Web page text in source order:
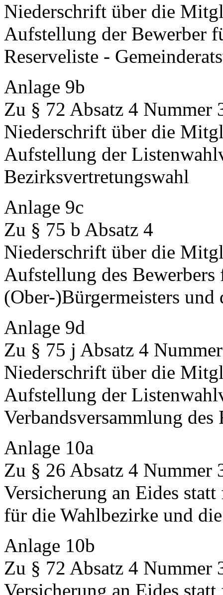
Niederschrift über die
Aufstellung der Bewerber
Reserveliste -
Anlage 9b
Zu § 72 Absatz 4 Nummer
Niederschrift über die
Aufstellung der
Bezirksvertretungswahl
Anlage 9c
Zu § 75 b Absatz 4
Niederschrift über die
Aufstellung des Bewerbers
(Ober-)Bürgermeisters und
Anlage 9d
Zu § 75 j Absatz 4
Niederschrift über die
Aufstellung der
Verbandsversammlung
Anlage 10a
Zu § 26 Absatz 4 Nummer
Versicherung an Eides
für die Wahlbezirke und
Anlage 10b
Zu § 72 Absatz 4 Nummer
Versicherung an Eides